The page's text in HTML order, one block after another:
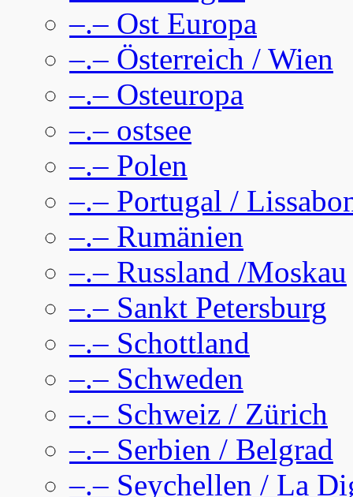
–.– Ost Europa
–.– Österreich / Wien
–.– Osteuropa
–.– ostsee
–.– Polen
–.– Portugal /
–.– Rumänien
–.– Russland /Moskau
–.– Sankt Petersburg
–.– Schottland
–.– Schweden
–.– Schweiz / Zürich
–.– Serbien / Belgrad
–.– Seychellen / La